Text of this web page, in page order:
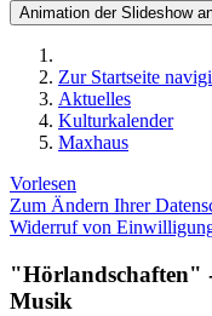
Animation der Slideshow
Zur Startseite
Aktuelles
Kulturkalender
Maxhaus
Vorlesen
Zum Ändern Ihrer
Widerruf von
"Hörlandschaften"
Musik